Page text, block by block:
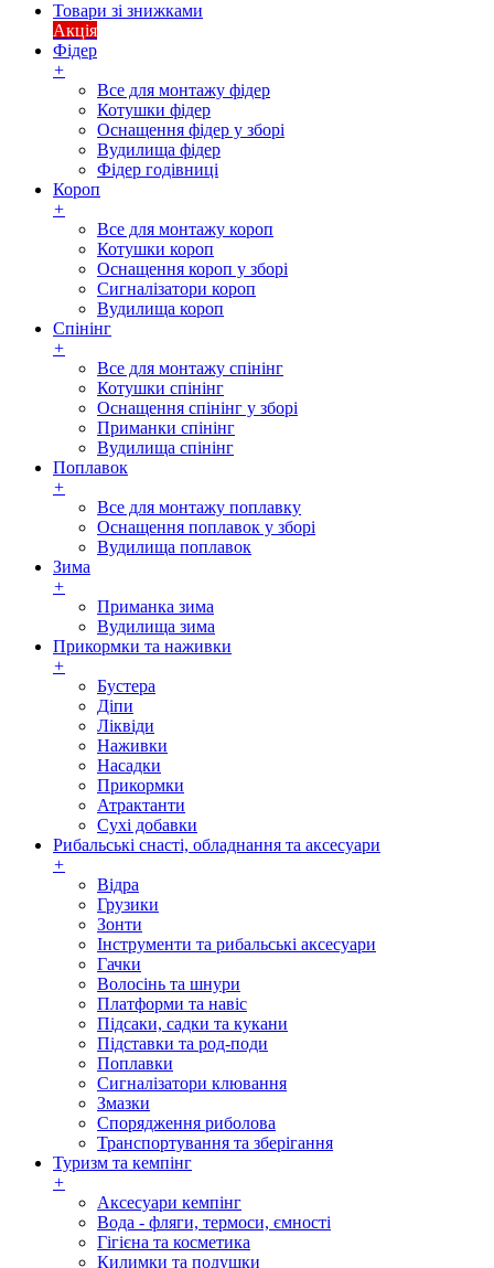
Товари зі знижками
Акція
Фідер
+
Все для монтажу фідер
Котушки фідер
Оснащення фідер у зборі
Вудилища фідер
Фідер годівниці
Короп
+
Все для монтажу короп
Котушки короп
Оснащення короп у зборі
Сигналізатори короп
Вудилища короп
Спінінг
+
Все для монтажу спінінг
Котушки спінінг
Оснащення спінінг у зборі
Приманки спінінг
Вудилища спінінг
Поплавок
+
Все для монтажу поплавку
Оснащення поплавок у зборі
Вудилища поплавок
Зима
+
Приманка зима
Вудилища зима
Прикормки та наживки
+
Бустера
Діпи
Ліквіди
Наживки
Насадки
Прикормки
Атрактанти
Сухі добавки
Рибальські снасті, обладнання та аксесуари
+
Відра
Грузики
Зонти
Інструменти та рибальські аксесуари
Гачки
Волосінь та шнури
Платформи та навіс
Підсаки, садки та кукани
Підставки та род-поди
Поплавки
Сигналізатори клювання
Змазки
Спорядження риболова
Транспортування та зберігання
Туризм та кемпінг
+
Аксесуари кемпінг
Вода - фляги, термоси, ємності
Гігієна та косметика
Килимки та подушки